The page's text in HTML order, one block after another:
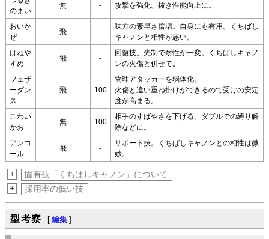
のまい
無 - 攻撃を強化。抜き性能向上に。
おいか
ぜ
飛 -
味方の素早さ倍増。自身にも有用。くちばし
キャノンと相性が悪い。
はねや
すめ
飛 -
回復技。先制で耐性が一変。くちばしキャノ
ンの火傷と併せて。
フェザ
ーダン
ス
飛 100
物理アタッカーを弱体化。
火傷と違い重ね掛けができるので受けの安定
度が高まる。
こわい
かお
無 100
相手のすばやさを下げる。ダブルでの縛り解
除などに。
アンコ
ール
飛 -
サポート技。くちばしキャノンとの相性は微
妙。
+ 固有技「くちばしキャノン」について
+ 採用率の低い技
型考察 [ 編集 ]